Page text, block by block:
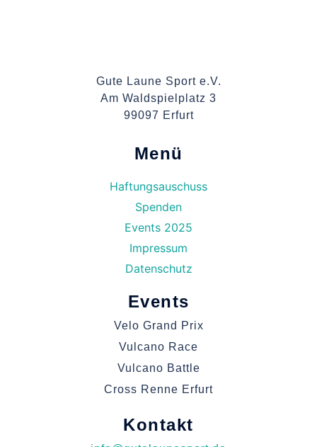
Gute Laune Sport e.V.
Am Waldspielplatz 3
99097 Erfurt
Menü
Haftungsauschuss
Spenden
Events 2025
Impressum
Datenschutz
Events
Velo Grand Prix
Vulcano Race
Vulcano Battle
Cross Renne Erfurt
Kontakt